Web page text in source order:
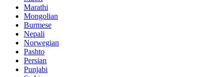
Marathi
Mongolian
Burmese
Nepali
Norwegian
Pashto
Persian
Punjabi